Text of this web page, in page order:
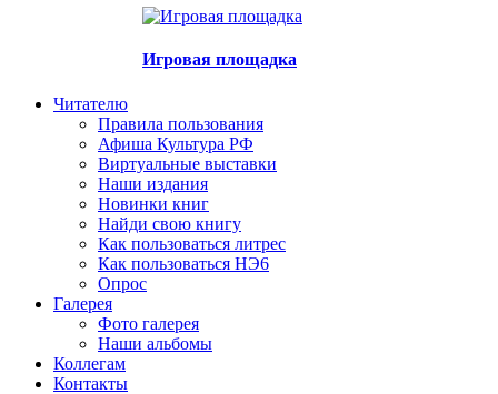
Игровая площадка
Читателю
Правила пользования
Афиша Культура РФ
Виртуальные выставки
Наши издания
Новинки книг
Найди свою книгу
Как пользоваться литрес
Как пользоваться НЭ6
Опрос
Галерея
Фото галерея
Наши альбомы
Коллегам
Контакты